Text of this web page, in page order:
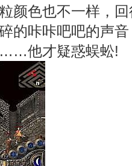
颜色也不一样，
的咔咔吧吧的声
……他才疑惑蜈蚣!